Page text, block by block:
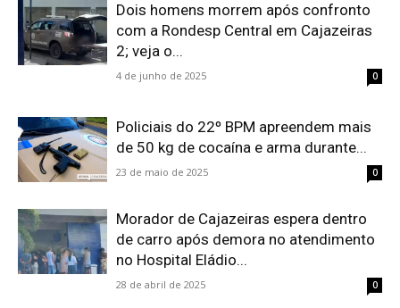
Dois homens morrem após confronto
com a Rondesp Central em Cajazeiras
2; veja o...
4 de junho de 2025 0
Policiais do 22º BPM apreendem mais
de 50 kg de cocaína e arma durante...
23 de maio de 2025 0
Morador de Cajazeiras espera dentro
de carro após demora no atendimento
no Hospital Eládio...
28 de abril de 2025 0